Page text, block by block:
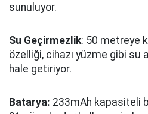
sunuluyor.
Su Geçirmezlik: 50 metreye
özelliği, cihazı yüzme gibi su
hale getiriyor.
Batarya: 233mAh kapasiteli